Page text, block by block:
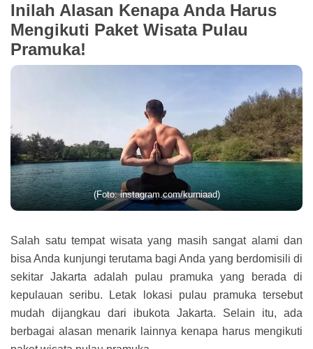
Inilah Alasan Kenapa Anda Harus
Mengikuti Paket Wisata Pulau
Pramuka!
(Foto: instagram.com/kurniaad)
Salah satu tempat wisata yang masih sangat alami dan
bisa Anda kunjungi terutama bagi Anda yang berdomisili di
sekitar Jakarta adalah pulau pramuka yang berada di
kepulauan seribu. Letak lokasi pulau pramuka tersebut
mudah dijangkau dari ibukota Jakarta. Selain itu, ada
berbagai alasan menarik lainnya kenapa harus mengikuti